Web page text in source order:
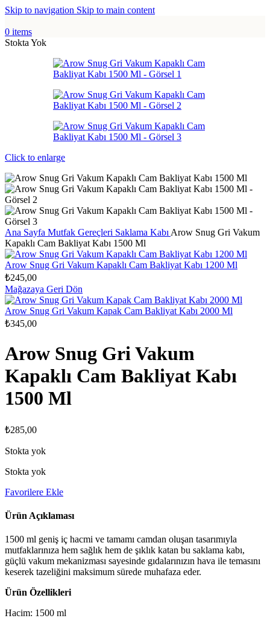
Skip to navigation Skip to main content
0 items
Stokta Yok
Click to enlarge
Ana Sayfa Mutfak Gereçleri Saklama Kabı Arow Snug Gri Vakum
Kapaklı Cam Bakliyat Kabı 1500 Ml
Arow Snug Gri Vakum Kapaklı Cam Bakliyat Kabı 1200 Ml
₺245,00
Mağazaya Geri Dön
Arow Snug Gri Vakum Kapak Cam Bakliyat Kabı 2000 Ml
₺345,00
Arow Snug Gri Vakum
Kapaklı Cam Bakliyat Kabı
1500 Ml
₺285,00
Stokta yok
Stokta yok
Favorilere Ekle
Ürün Açıklaması
1500 ml geniş iç hacmi ve tamamı camdan oluşan tasarımıyla
mutfaklarınıza hem sağlık hem de şıklık katan bu saklama kabı,
güçlü vakum mekanizması sayesinde gıdalarınızın hava ile temasını
keserek tazeliğini maksimum sürede muhafaza eder.
Ürün Özellikleri
Hacim: 1500 ml